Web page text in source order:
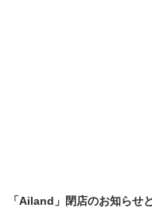
「Ailand」閉店のお知らせ